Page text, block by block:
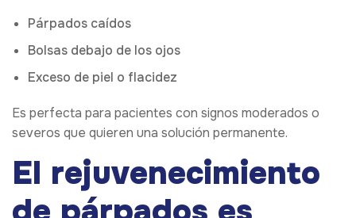
Párpados caídos
Bolsas debajo de los ojos
Exceso de piel o flacidez
Es perfecta para pacientes con signos moderados o
severos que quieren una solución permanente.
El rejuvenecimiento